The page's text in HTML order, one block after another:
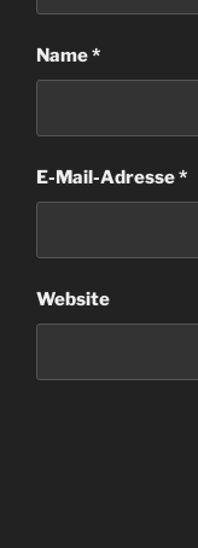
Name*
E-Mail-Adresse*
Website